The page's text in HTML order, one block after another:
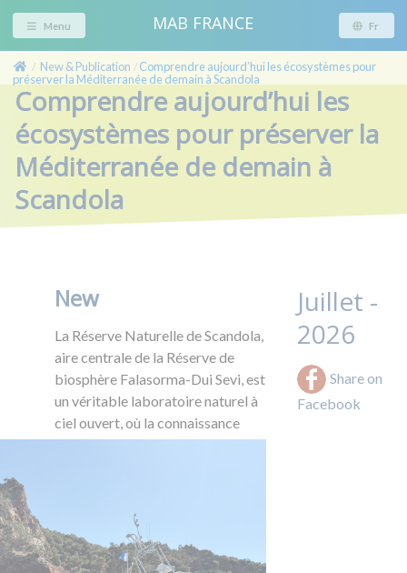
Menu MAB FRANCE Fr
/ New & Publication / Comprendre aujourd’hui les écosystèmes pour
préserver la Méditerranée de demain à Scandola
Comprendre aujourd’hui les
écosystèmes pour préserver la
Méditerranée de demain à
Scandola
New
La Réserve Naturelle de Scandola,
aire centrale de la Réserve de
biosphère Falasorma-Dui Sevi, est
un véritable laboratoire naturel à
ciel ouvert,où la connaissance
Juillet -
2026
Share on
Facebook